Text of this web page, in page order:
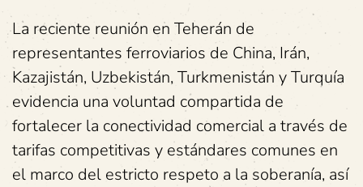
La reciente reunión en Teherán de
representantes ferroviarios de China, Irán,
Kazajistán, Uzbekistán, Turkmenistán y Turquía
evidencia una voluntad compartida de
fortalecer la conectividad comercial a través de
tarifas competitivas y estándares comunes en
el marco del estricto respeto a la soberanía, así